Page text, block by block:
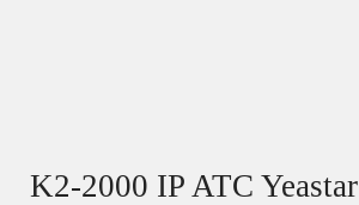
K2-2000 IP ATC Yeastar